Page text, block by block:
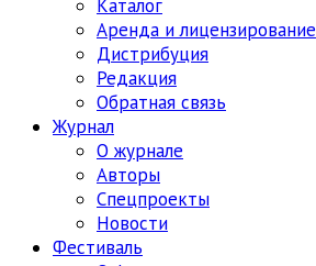
Каталог
Аренда и лицензирование
Дистрибуция
Редакция
Обратная связь
Журнал
О журнале
Авторы
Спецпроекты
Новости
Фестиваль